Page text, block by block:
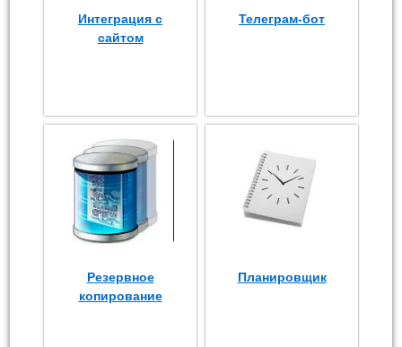
Интеграция с
сайтом
Телеграм-бот
Резервное
копирование
Планировщик